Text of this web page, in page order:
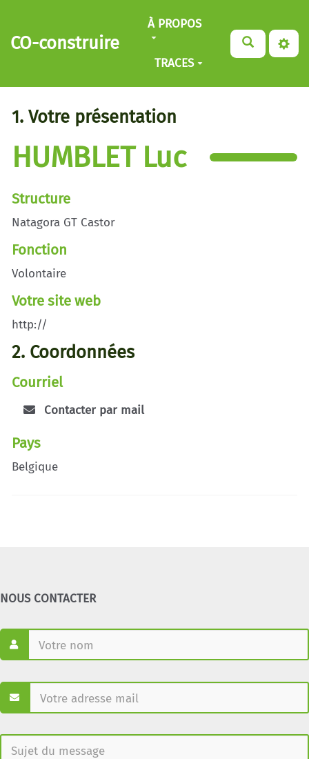
Aller au contenu principal
CO-construire
À PROPOS
TRACES
1. Votre présentation
HUMBLET Luc
Structure
Natagora GT Castor
Fonction
Volontaire
Votre site web
http://
2. Coordonnées
Courriel
Contacter par mail
Pays
Belgique
NOUS CONTACTER